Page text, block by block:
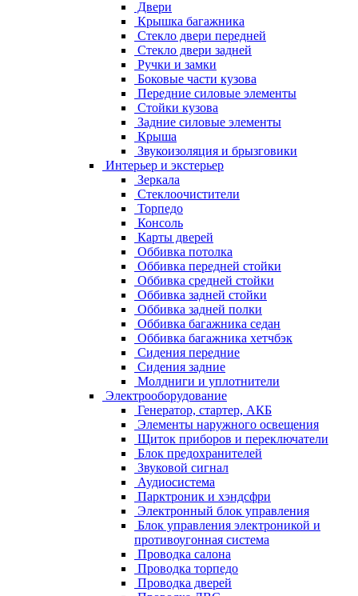
Двери
Крышка багажника
Стекло двери передней
Стекло двери задней
Ручки и замки
Боковые части кузова
Передние силовые элементы
Стойки кузова
Задние силовые элементы
Крыша
Звукоизоляция и брызговики
Интерьер и экстерьер
Зеркала
Стеклоочистители
Торпедо
Консоль
Карты дверей
Оббивка потолка
Оббивка передней стойки
Оббивка средней стойки
Оббивка задней стойки
Оббивка задней полки
Оббивка багажника седан
Оббивка багажника хетчбэк
Сидения передние
Сидения задние
Молдниги и уплотнители
Электрооборудование
Генератор, стартер, АКБ
Элементы наружного освещения
Щиток приборов и переключатели
Блок предохранителей
Звуковой сигнал
Аудиосистема
Парктроник и хэндсфри
Электронный блок управления
Блок управления электроникой и
противоугонная система
Проводка салона
Проводка торпедо
Проводка дверей